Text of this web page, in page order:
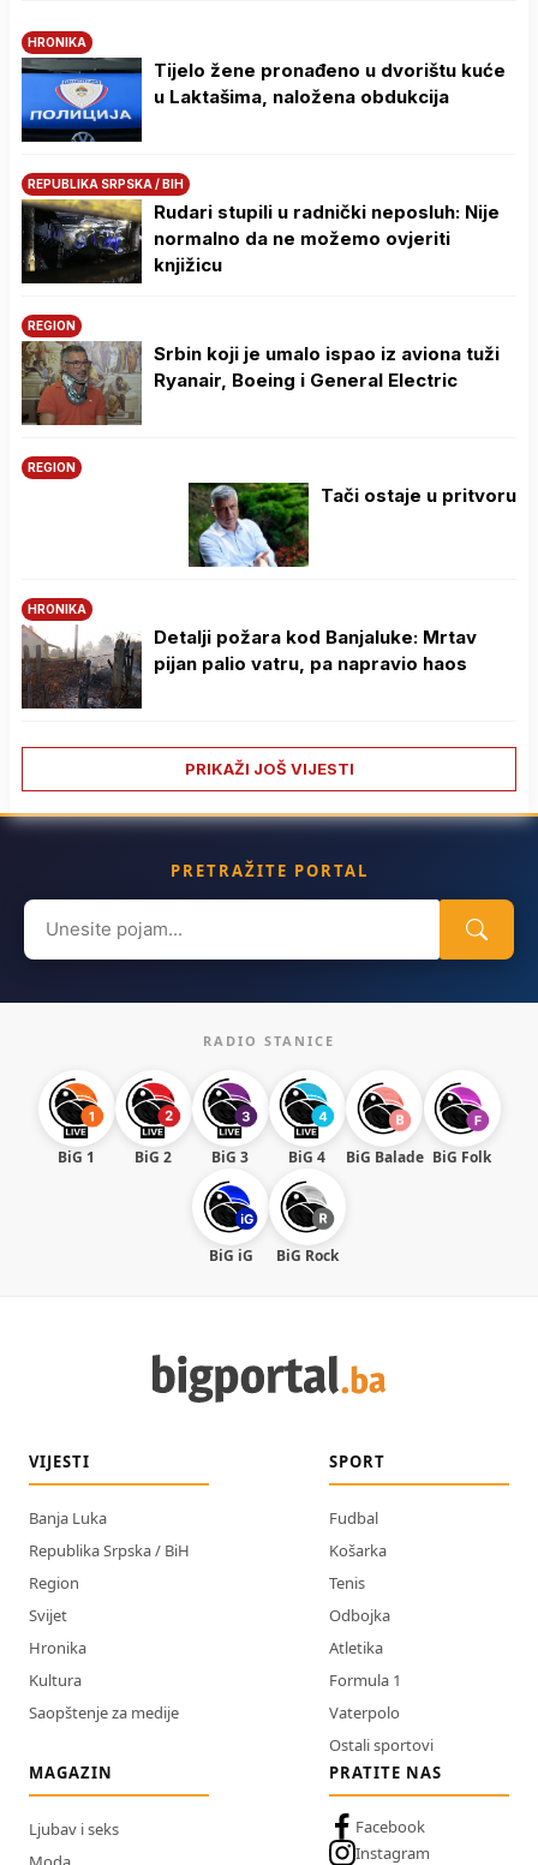
HRONIKA
Tijelo žene pronađeno u dvorištu kuće
u Laktašima, naložena obdukcija
REPUBLIKA SRPSKA / BIH
Rudari stupili u radnički neposluh: Nije
normalno da ne možemo ovjeriti
knjižicu
REGION
Srbin koji je umalo ispao iz aviona tuži
Ryanair, Boeing i General Electric
REGION
Tači ostaje u pritvoru
HRONIKA
Detalji požara kod Banjaluke: Mrtav
pijan palio vatru, pa napravio haos
PRIKAŽI JOŠ VIJESTI
PRETRAŽITE PORTAL
Search
for:
RADIO STANICE
BiG 1 BiG 2 BiG 3 BiG 4 BiG Balade BiG Folk
BiG iG BiG Rock
VIJESTI
Banja Luka
Republika Srpska / BiH
Region
Svijet
Hronika
Kultura
Saopštenje za medije
SPORT
Fudbal
Košarka
Tenis
Odbojka
Atletika
Formula 1
Vaterpolo
Ostali sportovi
MAGAZIN
Ljubav i seks
PRATITE NAS
Facebook
Instagram